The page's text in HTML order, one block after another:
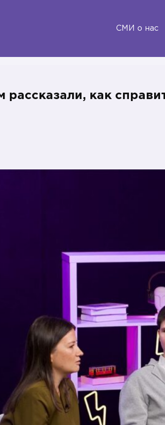
СМИ о нас
рассказали, как